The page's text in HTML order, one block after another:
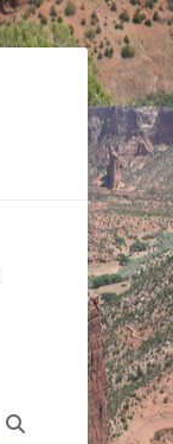
Recherche